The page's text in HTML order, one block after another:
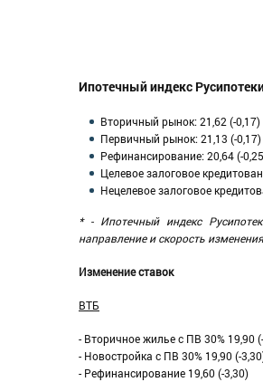
Ипотечный индекс
Вторичный рынок: 21,62 (-0,17)
Первичный рынок: 21,13 (-0,17)
Рефинансирование: 20,64 (-
Целевое залоговое
Нецелевое залоговое
* - Ипотечный индекс
направление и скорость
Изменение ставок
ВТБ
- Вторичное жилье с ПВ 30% 19,90
- Новостройка с ПВ 30% 19,90 (-
- Рефинансирование 19,60 (-3,30)